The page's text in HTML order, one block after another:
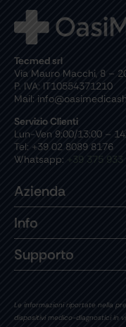
Tecmed srl
Via Mauro Macchi, 8 –
P. IVA: IT10554371210
Mail:
Servizio Clienti
Lun-Ven 9:00/13:00 –
Tel: +39 02 8089 8176
Whatsapp: +39 375 933
Azienda
Info
Supporto
Le informazioni riportate nella
dispositivi medico-diagnostici in